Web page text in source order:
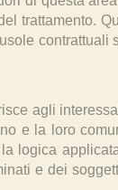
trattamento.
agli
e la loro
logica
e dei